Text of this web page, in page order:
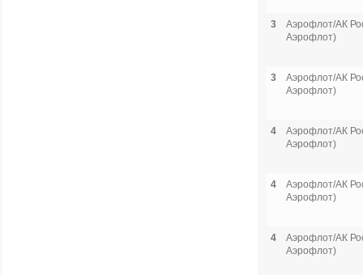
3
Аэрофлот/АК
Аэрофлот)
3
Аэрофлот/АК
Аэрофлот)
4
Аэрофлот/АК
Аэрофлот)
4
Аэрофлот/АК
Аэрофлот)
4
Аэрофлот/АК
Аэрофлот)